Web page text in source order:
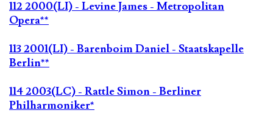
112 2000(LI) - Levine James - Metropolitan
Opera**
113 2001(LI) - Barenboim Daniel - Staatskapelle
Berlin**
114 2003(LC) - Rattle Simon - Berliner
Philharmoniker*